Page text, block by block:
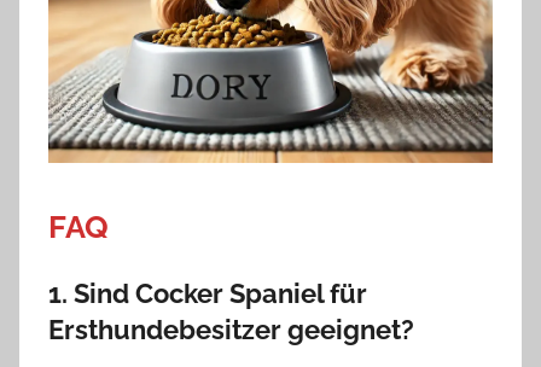
FAQ
1. Sind Cocker Spaniel für
Ersthundebesitzer geeignet?